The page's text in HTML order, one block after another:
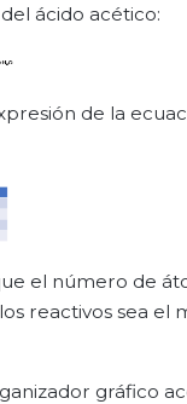
ácido acético:
de la
el número de
reactivos sea el
gráfico